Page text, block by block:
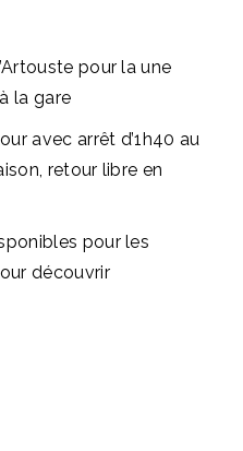
pour la une
la gare
avec arrêt d’1h40 au
retour libre en
pour les
découvrir